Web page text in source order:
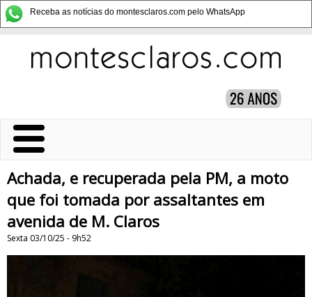
Receba as notícias do montesclaros.com pelo WhatsApp
Achada, e recuperada pela PM, a moto
que foi tomada por assaltantes em
avenida de M. Claros
Sexta 03/10/25 - 9h52